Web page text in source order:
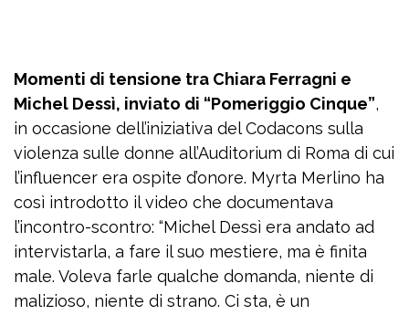
Momenti di tensione tra Chiara Ferragni e
Michel Dessì, inviato di “Pomeriggio Cinque”,
in occasione dell’iniziativa del Codacons sulla
violenza sulle donne all’Auditorium di Roma di cui
l’influencer era ospite d’onore. Myrta Merlino ha
così introdotto il video che documentava
l’incontro-scontro: “Michel Dessì era andato ad
intervistarla, a fare il suo mestiere, ma è finita
male. Voleva farle qualche domanda, niente di
malizioso, niente di strano. Ci sta, è un